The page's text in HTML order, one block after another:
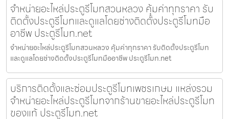
จำหน่ายอะไหล่ประตูรีโมทสวนหลวง คุ้มค่าทุกราคา รับ
ติดตั้งประตูรีโมทและดูแลโดยช่างติดตั้งประตูรีโมทมือ
อาชีพ ประตูรีโมท.net
จำหน่ายอะไหล่ประตูรีโมทสวนหลวง คุ้มค่าทุกราคา รับติดตั้งประตูรีโมท
และดูแลโดยช่างติดตั้งประตูรีโมทมืออาชีพ ประตูรีโมท.net
บริการติดตั้งและซ่อมประตูรีโมทเพชรเกษม แหล่งรวม
จำหน่ายอะไหล่ประตูรีโมทจากร้านขายอะไหล่ประตูรีโมท
ของแท้ ประตูรีโมท.net